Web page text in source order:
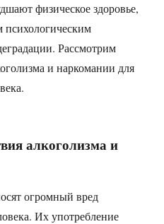
физическое здоровье,
психологическим
Рассмотрим
и наркомании для
алкоголизма и
огромный вред
Их употребление